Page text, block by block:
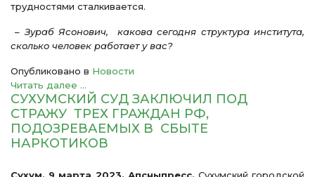
трудностями сталкивается.
–Зураб Ясонович, какова сегодня структура института,
сколько человек работает у вас?
Опубликовано в Новости
Читать далее ...
СУХУМСКИЙ СУД ЗАКЛЮЧИЛ ПОД
СТРАЖУ ТРЕХ ГРАЖДАН РФ,
ПОДОЗРЕВАЕМЫХ В СБЫТЕ
НАРКОТИКОВ